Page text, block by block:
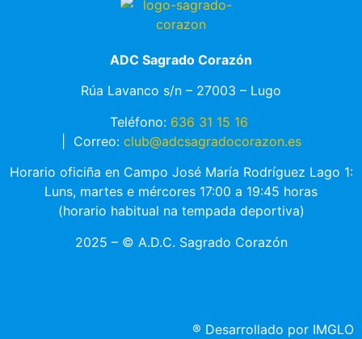
ADC Sagrado Corazón
Rúa Lavanco s/n – 27003 – Lugo
Teléfono: 636 31 15 16
Correo: club@adcsagradocorazon.es
Horario oficiña en Campo José María Rodríguez Lago 1:
Luns, martes e mércores 17:00 a 19:45 horas
(horario habitual na tempada deportiva)
2025 – © A.D.C. Sagrado Corazón
® Desarrollado por IMGLO